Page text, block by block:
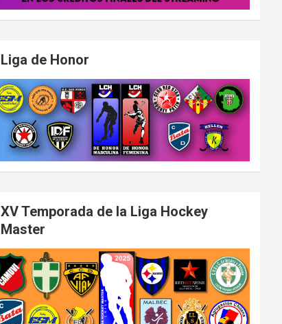
Liga de Honor
XV Temporada de la Liga Hockey
Master